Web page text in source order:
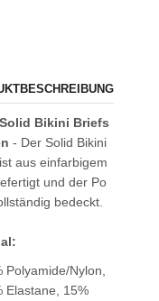
Bikini Briefs
- Der Solid Bikini
aus einfarbigem
und der Po
bedeckt.
Polyamide/Nylon,
Elastane, 15%